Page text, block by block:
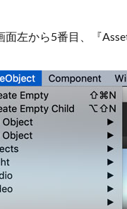
面左から5番目、『